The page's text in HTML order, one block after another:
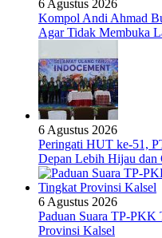
6 Agustus 2026
Kompol Andi Ahmad
Agar Tidak Membuka
6 Agustus 2026
Peringati HUT ke-51,
Depan Lebih Hijau dan
6 Agustus 2026
Paduan Suara TP-PKK
Provinsi Kalsel